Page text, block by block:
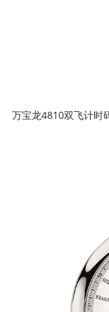
万宝龙4810双飞计时